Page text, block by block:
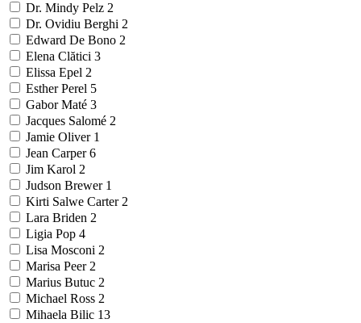
Dr. Mindy Pelz 2
Dr. Ovidiu Berghi 2
Edward De Bono 2
Elena Clătici 3
Elissa Epel 2
Esther Perel 5
Gabor Maté 3
Jacques Salomé 2
Jamie Oliver 1
Jean Carper6
Jim Karol 2
Judson Brewer 1
Kirti Salwe Carter 2
Lara Briden 2
Ligia Pop 4
Lisa Mosconi 2
Marisa Peer 2
Marius Butuc 2
Michael Ross 2
Mihaela Bilic 13